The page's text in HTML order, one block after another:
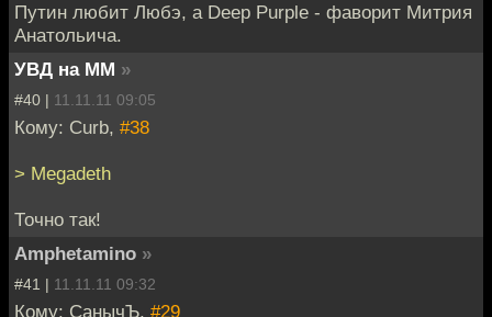
Путин любит Любэ, а Deep Purple - фаворит Митрия
Анатольича.
УВД на ММ »
#40 | 11.11.11 09:05
Кому: Curb, #38
> Megadeth
Точно так!
Amphetamino »
#41 | 11.11.11 09:32
Кому: СанычЪ, #29